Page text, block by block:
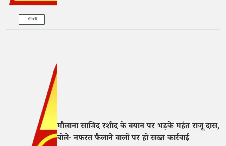
राज्य
मौलाना साजिद रशीद के बयान पर भड़के महंत राजू दास,
बोले- नफरत फैलाने वालों पर हो सख्त कार्रवाई